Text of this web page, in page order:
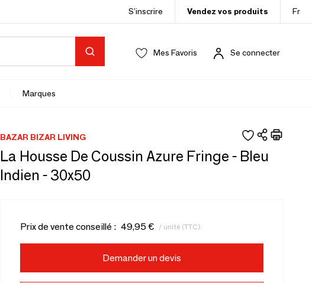
S’inscrire Vendez vos produits Fr
Mes Favoris Se connecter
Marques
BAZAR BIZAR LIVING
La Housse De Coussin Azure Fringe - Bleu
Indien - 30x50
Prix de vente conseillé : 49,95 € / unité (TTC)
Demander un devis